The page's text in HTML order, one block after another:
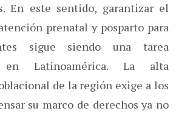
En este sentido, garantizar el
prenatal y posparto para
sigue siendo una tarea
en Latinoamérica. La alta
de la región exige a los
su marco de derechos ya no